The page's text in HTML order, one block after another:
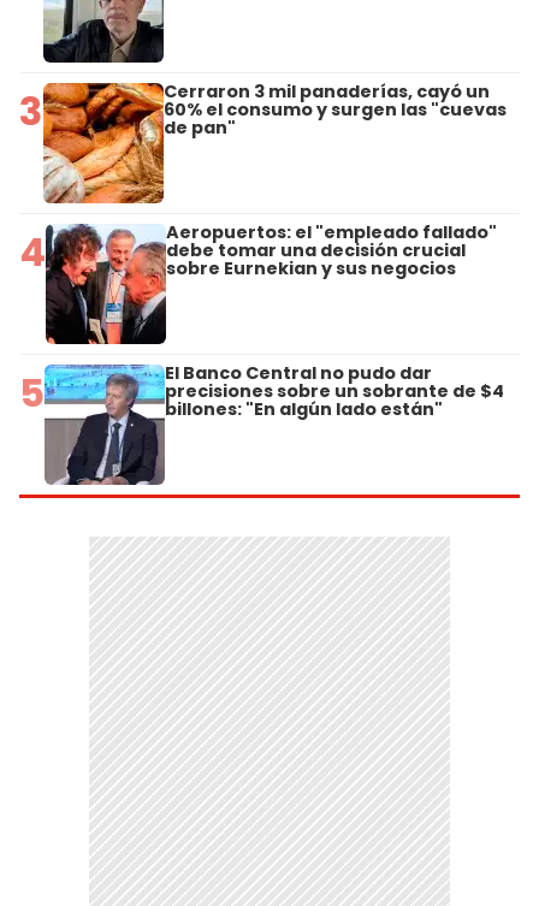
3 Cerraron 3 mil panaderías, cayó un
60% el consumo y surgen las "cuevas
de pan"
4 Aeropuertos: el "empleado fallado"
debe tomar una decisión crucial
sobre Eurnekian y sus negocios
5 El Banco Central no pudo dar
precisiones sobre un sobrante de $4
billones: "En algún lado están"